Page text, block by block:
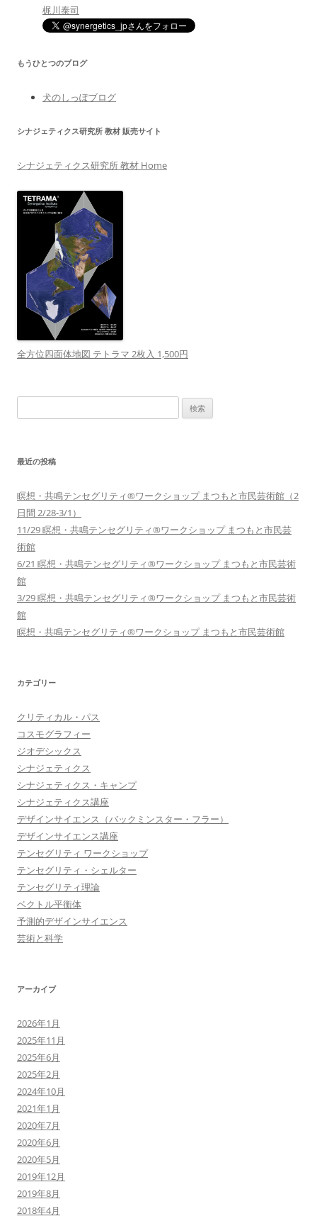
梶川泰司
もうひとつのブログ
犬のしっぽブログ
シナジェティクス研究所 教材 販売サイト
シナジェティクス研究所 教材 Home
全方位四面体地図 テトラマ 2枚入 1,500円
索:
最近の投稿
瞑想・共鳴テンセグリティ®︎ワークショップ まつもと市民芸術館（2
日間 2/28-3/1）
11/29 瞑想・共鳴テンセグリティ®︎ワークショップ まつもと市民芸
術館
6/21 瞑想・共鳴テンセグリティ®︎ワークショップ まつもと市民芸術
館
3/29 瞑想・共鳴テンセグリティ®︎ワークショップ まつもと市民芸術
館
瞑想・共鳴テンセグリティ®︎ワークショップ まつもと市民芸術館
カテゴリー
クリティカル・パス
コスモグラフィー
ジオデシックス
シナジェティクス
シナジェティクス・キャンプ
シナジェティクス講座
デザインサイエンス（バックミンスター・フラー）
デザインサイエンス講座
テンセグリティ ワークショップ
テンセグリティ・シェルター
テンセグリティ理論
ベクトル平衡体
予測的デザインサイエンス
芸術と科学
アーカイブ
2026年1月
2025年11月
2025年6月
2025年2月
2024年10月
2021年1月
2020年7月
2020年6月
2020年5月
2019年12月
2019年8月
2018年4月